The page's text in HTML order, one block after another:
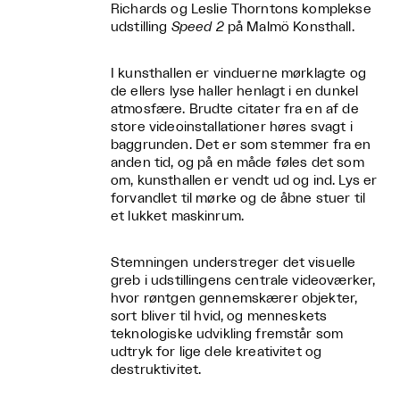
Richards og Leslie Thorntons komplekse
udstilling Speed 2på Malmö Konsthall.
I kunsthallen er vinduerne mørklagte og
de ellers lyse haller henlagt i en dunkel
atmosfære. Brudte citater fra en af de
store videoinstallationer høres svagt i
baggrunden. Det er som stemmer fra en
anden tid, og på en måde føles det som
om, kunsthallen er vendt ud og ind. Lys er
forvandlet til mørke og de åbne stuer til
et lukket maskinrum.
Stemningen understreger det visuelle
greb i udstillingens centrale videoværker,
hvor røntgen gennemskærer objekter,
sort bliver til hvid, og menneskets
teknologiske udvikling fremstår som
udtryk for lige dele kreativitet og
destruktivitet.